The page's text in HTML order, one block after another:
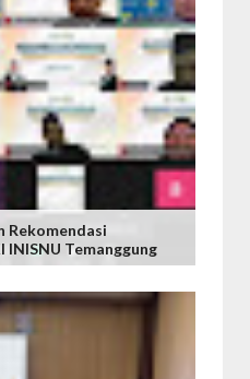
Rekomendasi
INISNU Temanggung